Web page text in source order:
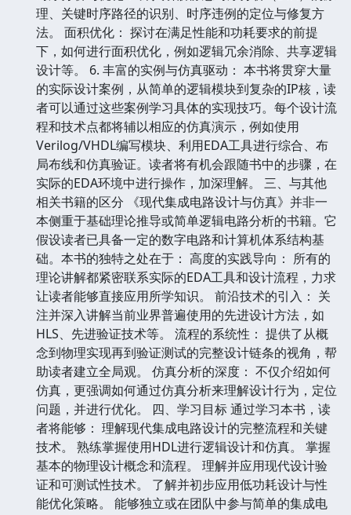
理、关键时序路径的识别、时序违例的定位与修复方
法。 面积优化： 探讨在满足性能和功耗要求的前提
下，如何进行面积优化，例如逻辑冗余消除、共享逻辑
设计等。 6. 丰富的实例与仿真驱动： 本书将贯穿大量
的实际设计案例，从简单的逻辑模块到复杂的IP核，读
者可以通过这些案例学习具体的实现技巧。每个设计流
程和技术点都将辅以相应的仿真演示，例如使用
Verilog/VHDL编写模块、利用EDA工具进行综合、布
局布线和仿真验证。读者将有机会跟随书中的步骤，在
实际的EDA环境中进行操作，加深理解。 三、与其他
相关书籍的区分 《现代集成电路设计与仿真》并非一
本侧重于基础理论推导或简单逻辑电路分析的书籍。它
假设读者已具备一定的数字电路和计算机体系结构基
础。本书的独特之处在于： 高度的实践导向： 所有的
理论讲解都紧密联系实际的EDA工具和设计流程，力求
让读者能够直接应用所学知识。 前沿技术的引入： 关
注并深入讲解当前业界普遍使用的先进设计方法，如
HLS、先进验证技术等。 流程的系统性： 提供了从概
念到物理实现再到验证测试的完整设计链条的视角，帮
助读者建立全局观。 仿真分析的深度： 不仅介绍如何
仿真，更强调如何通过仿真分析来理解设计行为，定位
问题，并进行优化。 四、学习目标 通过学习本书，读
者将能够： 理解现代集成电路设计的完整流程和关键
技术。 熟练掌握使用HDL进行逻辑设计和仿真。 掌握
基本的物理设计概念和流程。 理解并应用现代设计验
证和可测试性技术。 了解并初步应用低功耗设计与性
能优化策略。 能够独立或在团队中参与简单的集成电